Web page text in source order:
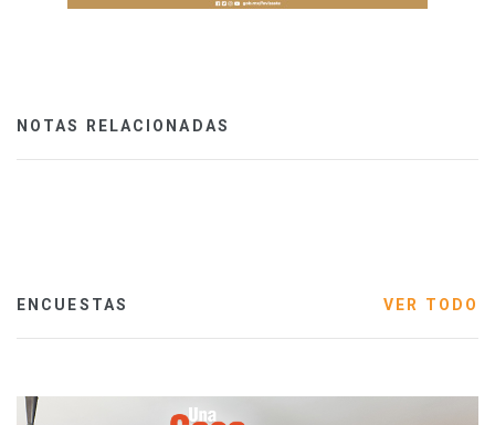
NOTAS RELACIONADAS
ENCUESTAS VER TODO